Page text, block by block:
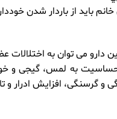
بايد از باردار شدن
دارو می توان به
به لمس، گیجی و
و گرسنگی، افزایش ادرار و